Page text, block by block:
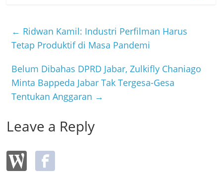
b
o
o
k
← Ridwan Kamil: Industri Perfilman Harus
Tetap Produktif di Masa Pandemi
Belum Dibahas DPRD Jabar, Zulkifly Chaniago
Minta Bappeda Jabar Tak Tergesa-Gesa
Tentukan Anggaran →
Leave a Reply